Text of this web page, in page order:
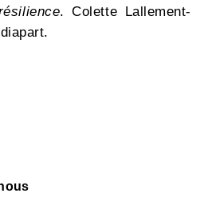
. Colette Lallement-